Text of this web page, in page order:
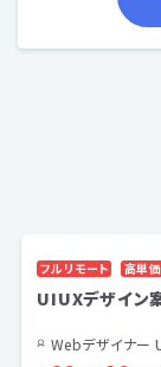
フルリモート 高単価
UIUXデザイン
Webデザイナー